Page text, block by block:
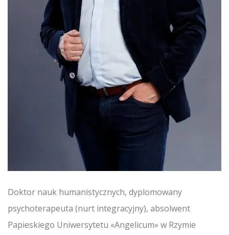
Doktor nauk humanistycznych, dyplomowany
psychoterapeuta (nurt integracyjny), absolwent
Papieskiego Uniwersytetu «Angelicum» w Rzymie